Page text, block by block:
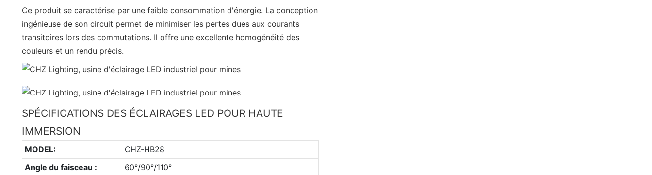
Ce produit se caractérise par une faible consommation d'énergie. La conception
ingénieuse de son circuit permet de minimiser les pertes dues aux courants
transitoires lors des commutations. Il offre une excellente homogénéité des
couleurs et un rendu précis.
SPÉCIFICATIONS DES ÉCLAIRAGES LED POUR HAUTE
IMMERSION
MODEL:
CHZ-HB28
Angle du faisceau :
60°/90°/110°